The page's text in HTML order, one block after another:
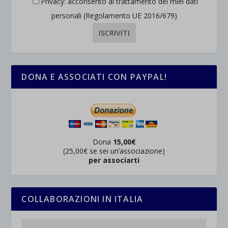
personali (Regolamento UE 2016/679)
DONA E ASSOCIATI CON PAYPAL!
Dona 15,00€
(25,00€ se sei un’associazione)
per associarti
COLLABORAZIONI IN ITALIA